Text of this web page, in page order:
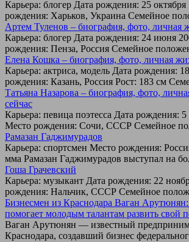
Карьера: блогер Дата рождения: 25
рождения: Харьков, Украина Семейное
Артем Туленов – биография, фото, личная
Карьера: блогер Дата рождения: 24 июня
рождения: Пенза, Россия Семейное
Елена Кошка – биография, фото, личная
Карьера: актриса, модель Дата рождения:
рождения: Казань, Россия Рост: 183 см
Татьяна Назарова – биография, фото,
сейчас
Карьера: певица поэтесса Дата рождения: 5
Место рождения: Сочи, СССР Семейное
Рамазан Гаджимурадов
Карьера: спортсмен Место рождения:
мма Рамазан Гаджимурадов выступал на
Гоша Грачевский
Карьера: музыкант Дата рождения: 22
рождения: Нальчик, СССР Семейное
Бизнесмен из Краснодара Ваган
помогает молодым талантам развить свой
Ваган Арутюнян — известный
Краснодара, создавший бизнес